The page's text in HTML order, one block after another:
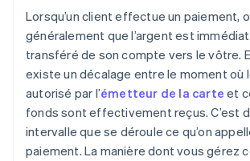
Erreurs administratives
Lorsqu’un client effectue un paiement,
généralement que l’argent est
transféré de son compte vers le vôtre.
existe un décalage entre le moment où
autorisé par l’émetteur de la carte et
fonds sont effectivement reçus. C’est
intervalle que se déroule ce qu’on
paiement. La manière dont vous gérez